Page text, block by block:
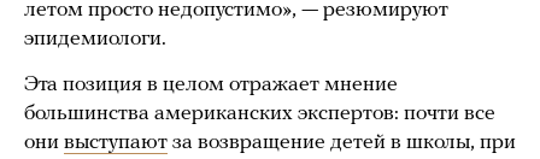
летом просто недопустимо», — резюмируют
эпидемиологи.
Эта позиция в целом отражает мнение
большинства американских экспертов: почти все
они выступают за возвращение детей в школы, при